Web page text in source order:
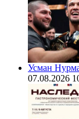
Усман
07.08.2026